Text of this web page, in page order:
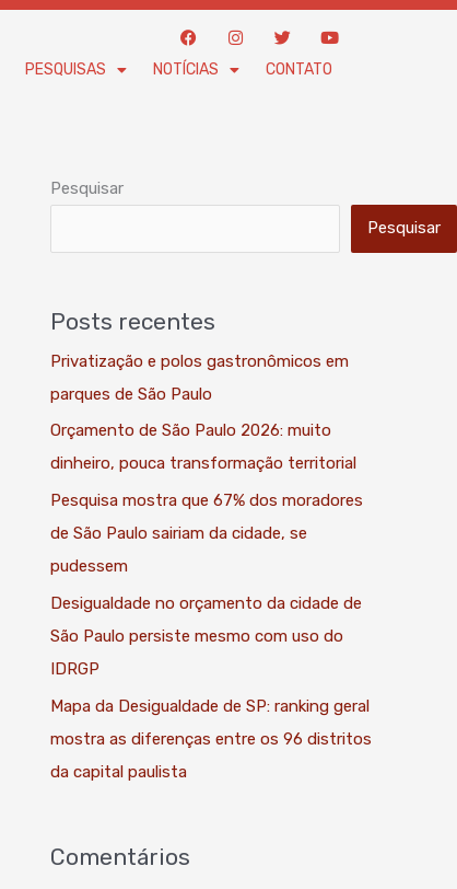
F
a
c
e
I
n
t
T
w
i
t
Y
o
u
t
PESQUISAS NOTÍCIAS CONTATO
Pesquisar
Pesquisar
Posts recentes
Privatização e polos gastronômicos em
parques de São Paulo
Orçamento de São Paulo 2026: muito
dinheiro, pouca transformação territorial
Pesquisa mostra que 67% dos moradores
de São Paulo sairiam da cidade, se
pudessem
Desigualdade no orçamento da cidade de
São Paulo persiste mesmo com uso do
IDRGP
Mapa da Desigualdade de SP: ranking geral
mostra as diferenças entre os 96 distritos
da capital paulista
Comentários